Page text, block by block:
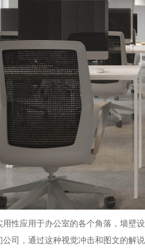
性应用于办公室的各个角落，墙
司，通过这种视觉冲击和图文的